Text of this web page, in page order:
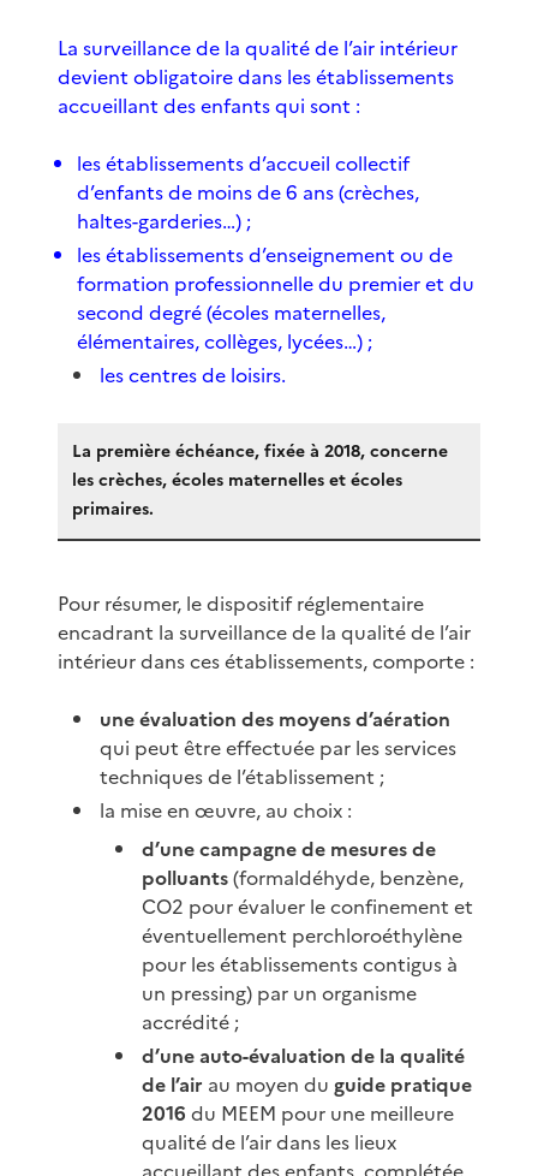
La surveillance de la qualité de l’air intérieur
devient obligatoire dans les établissements
accueillant des enfants qui sont :
les établissements d’accueil collectif
d’enfants de moins de 6 ans (crèches,
haltes-garderies…) ;
les établissements d’enseignement ou de
formation professionnelle du premier et du
second degré (écoles maternelles,
élémentaires, collèges, lycées…) ;
les centres de loisirs.
La première échéance, fixée à 2018, concerne
les crèches, écoles maternelles et écoles
primaires.
Pour résumer, le dispositif réglementaire
encadrant la surveillance de la qualité de l’air
intérieur dans ces établissements, comporte :
une évaluation des moyens d’aération
qui peut être effectuée par les services
techniques de l’établissement ;
la mise en œuvre, au choix :
d’une campagne de mesures de
polluants(formaldéhyde, benzène,
CO2 pour évaluer le confinement et
éventuellement perchloroéthylène
pour les établissements contigus à
un pressing) par un organisme
accrédité ;
d’une auto-évaluation de la qualité
de l’air au moyen du guide pratique
2016du MEEM pour une meilleure
qualité de l’air dans les lieux